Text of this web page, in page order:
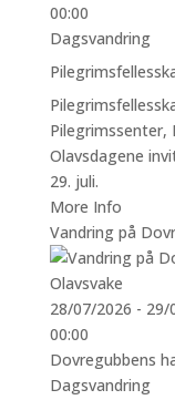
00:00
Dagsvandring
Pilegrimssenter,
Olavsdagene
29. juli.
More Info
Vandring på
28/07/2026 -
00:00
Dovregubbens
Dagsvandring